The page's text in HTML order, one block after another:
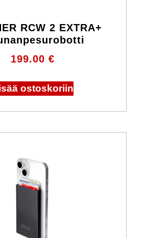
RCW 2 EXTRA+
199.00 €
ostoskoriin